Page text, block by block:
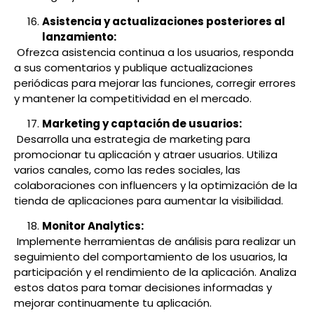
Asistencia y actualizaciones posteriores al
lanzamiento:
Ofrezca asistencia continua a los usuarios, responda
a sus comentarios y publique actualizaciones
periódicas para mejorar las funciones, corregir errores
y mantener la competitividad en el mercado.
Marketing y captación de usuarios:
Desarrolla una estrategia de marketing para
promocionar tu aplicación y atraer usuarios. Utiliza
varios canales, como las redes sociales, las
colaboraciones con influencers y la optimización de la
tienda de aplicaciones para aumentar la visibilidad.
Monitor Analytics:
Implemente herramientas de análisis para realizar un
seguimiento del comportamiento de los usuarios, la
participación y el rendimiento de la aplicación. Analiza
estos datos para tomar decisiones informadas y
mejorar continuamente tu aplicación.